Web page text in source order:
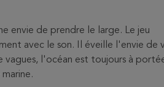
envie de prendre le large. Le jeu
avec le son. Il éveille l'envie de
l'océan est toujours à